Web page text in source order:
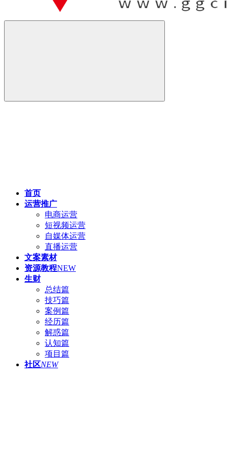
首页
运营推广
电商运营
短视频运营
自媒体运营
直播运营
文案素材
资源教程NEW
生财
总结篇
技巧篇
案例篇
经历篇
解惑篇
认知篇
项目篇
社区NEW